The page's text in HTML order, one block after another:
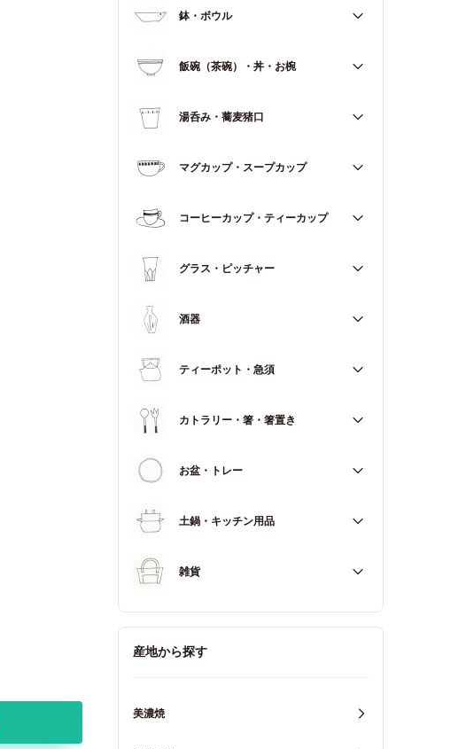
すべて
取皿・中皿（15～20cm）
鉢・ボウル
すべて
中鉢（13～17cm）
飯碗（茶碗）・丼・お椀
すべて
丼（どんぶり）
湯呑み・蕎麦猪口
蕎麦猪口（そばちょこ）
マグカップ・スープカップ
スープカップ
コーヒーカップ・ティーカップ
グラス・ピッチャー
すべて
酒器
お猪口（おちょこ）
ティーポット・急須
カトラリー・箸・箸置き
すべて
箸
お盆・トレー
すべて
土鍋・キッチン用品
すべて
キッチン用品
重箱・弁当箱
雑貨
すべて
産地から探す
美濃焼